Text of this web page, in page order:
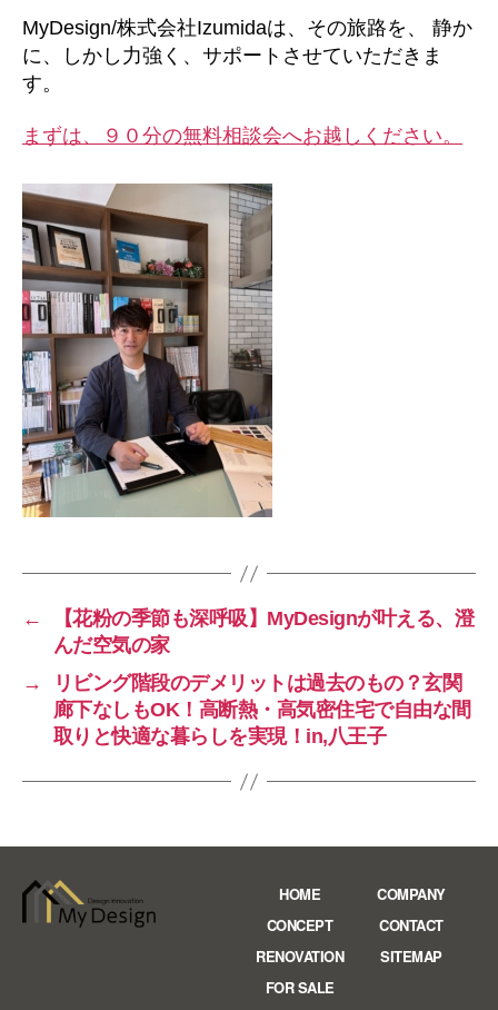
MyDesign/株式会社Izumidaは、その旅路を、 静か
に、しかし力強く、サポートさせていただきま
す。
まずは、９０分の無料相談会へお越しください。
←
【花粉の季節も深呼吸】MyDesignが叶える、澄
んだ空気の家
→
リビング階段のデメリットは過去のもの？玄関
廊下なしもOK！高断熱・高気密住宅で自由な間
取りと快適な暮らしを実現！in,八王子
HOME
CONCEPT
RENOVATION
FOR SALE
COMPANY
CONTACT
SITEMAP